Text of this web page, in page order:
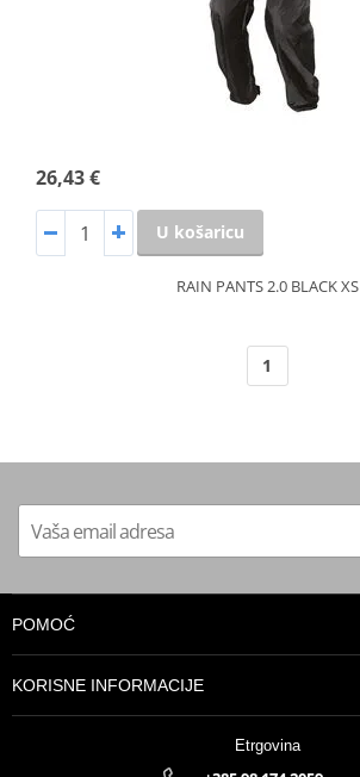
26,43 €
U košaricu
RAIN PANTS 2.0 BLACK XS
1
POMOĆ
KORISNE INFORMACIJE
Etrgovina